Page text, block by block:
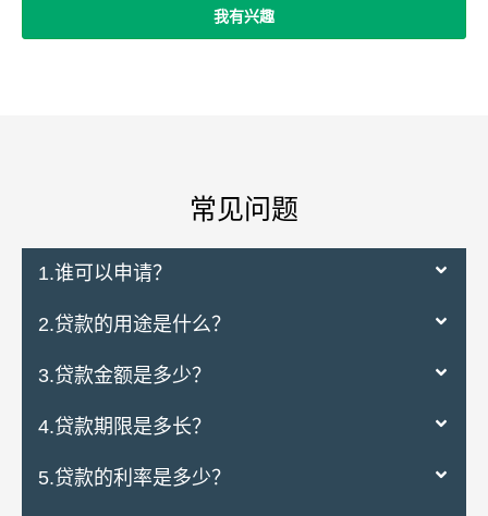
我有兴趣
常见问题
1.谁可以申请？
2.贷款的用途是什么？
3.贷款金额是多少？
4.贷款期限是多长？
5.贷款的利率是多少？